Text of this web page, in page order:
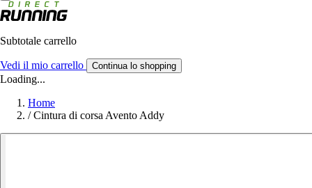
Subtotale carrello
Vedi il mio carrello Continua lo shopping
Loading...
Home
/ Cintura di corsa Avento Addy